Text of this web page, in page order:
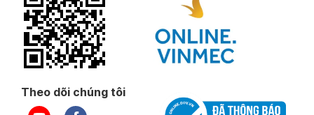
Theo dõi chúng tôi